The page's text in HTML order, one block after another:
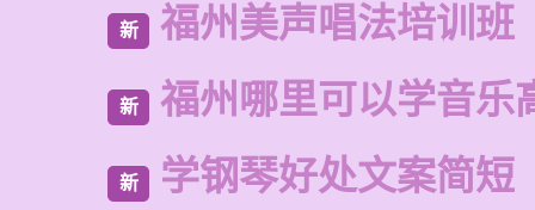
新 福州美声唱法培训班
新 福州哪里可以学音乐
新 学钢琴好处文案简短